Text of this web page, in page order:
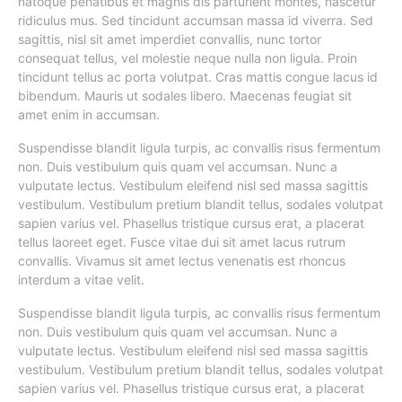
ridiculus mus. Sed tincidunt accumsan massa id viverra. Sed
sagittis, nisl sit amet imperdiet convallis, nunc tortor
consequat tellus, vel molestie neque nulla non ligula. Proin
tincidunt tellus ac porta volutpat. Cras mattis congue lacus id
bibendum. Mauris ut sodales libero. Maecenas feugiat sit
amet enim in accumsan.
Suspendisse blandit ligula turpis, ac convallis risus fermentum
non. Duis vestibulum quis quam vel accumsan. Nunc a
vulputate lectus. Vestibulum eleifend nisl sed massa sagittis
vestibulum. Vestibulum pretium blandit tellus, sodales volutpat
sapien varius vel. Phasellus tristique cursus erat, a placerat
tellus laoreet eget. Fusce vitae dui sit amet lacus rutrum
convallis. Vivamus sit amet lectus venenatis est rhoncus
interdum a vitae velit.
Suspendisse blandit ligula turpis, ac convallis risus fermentum
non. Duis vestibulum quis quam vel accumsan. Nunc a
vulputate lectus. Vestibulum eleifend nisl sed massa sagittis
vestibulum. Vestibulum pretium blandit tellus, sodales volutpat
sapien varius vel. Phasellus tristique cursus erat, a placerat